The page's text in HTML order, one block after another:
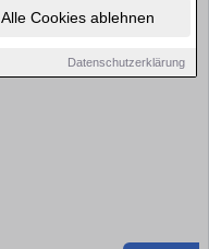
Alle Cookies ablehnen
Datenschutzerklärung